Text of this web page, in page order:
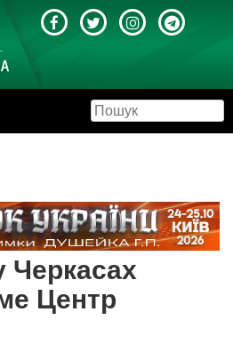
Черкасах
Центр